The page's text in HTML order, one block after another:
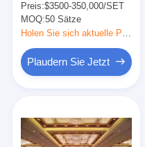
Möbelkollektion,
entworfen, um die
Atmosphäre der
Hotels zu erhöhen
Brauner
Fertigungsklub-Möbel
Preis:$3500-350,000/SET
MOQ:50 Sätze
Plaudern Sie Jetzt